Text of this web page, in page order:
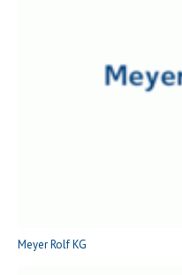
Meyer Rolf KG